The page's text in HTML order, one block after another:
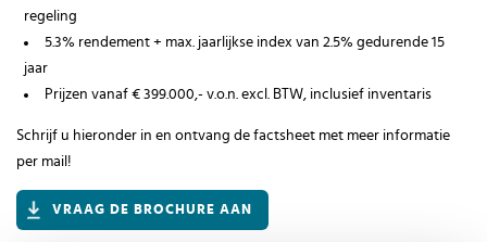
regeling
5.3% rendement + max. jaarlijkse index van 2.5% gedurende 15
jaar
Prijzen vanaf € 399.000,- v.o.n. excl. BTW, inclusief inventaris
Schrijf u hieronder in en ontvang de factsheet met meer informatie
per mail!
VRAAG DE BROCHURE AAN